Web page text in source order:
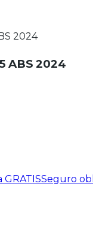
2024
ABS 2024
Seguro